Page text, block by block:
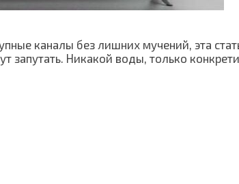
каналы без лишних мучений, эта
запутать. Никакой воды, только